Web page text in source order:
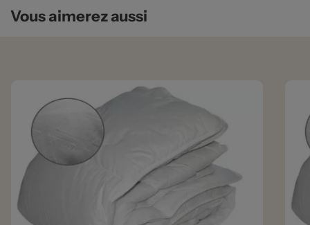
Vous aimerez aussi